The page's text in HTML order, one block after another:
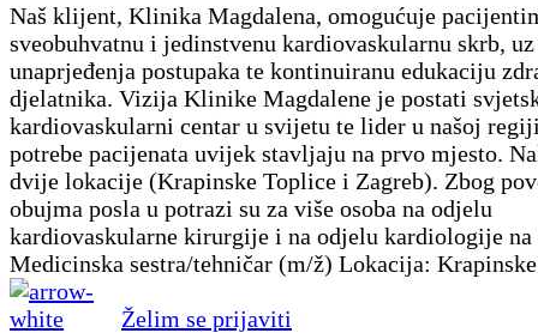
Naš klijent, Klinika Magdalena, omogućuje
sveobuhvatnu i jedinstvenu kardiovaskularnu skrb,
unaprjeđenja postupaka te kontinuiranu edukaciju
djelatnika. Vizija Klinike Magdalene je postati
kardiovaskularni centar u svijetu te lider u našoj
potrebe pacijenata uvijek stavljaju na prvo mjesto.
dvije lokacije (Krapinske Toplice i Zagreb). Zbog
obujma posla u potrazi su za više osoba na odjelu
kardiovaskularne kirurgije i na odjelu kardiologije
Medicinska sestra/tehničar (m/ž) Lokacija:
Želim se prijaviti